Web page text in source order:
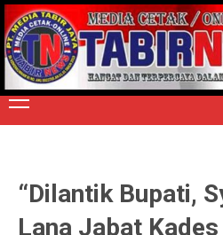
Skip
to
content
TERPERCAYA
Primary
Menu
“Dilantik Bupati,
Lana Jabat